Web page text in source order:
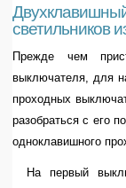
светильников
Прежде чем
выключателя, для
проходных
разобраться с его
одноклавишного
На первый